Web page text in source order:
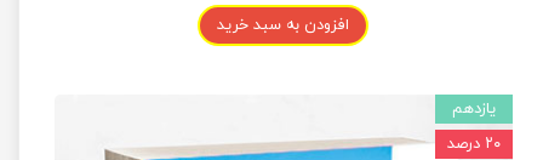
افزودن به سبد خرید
یازدهم
۲۰ درصد